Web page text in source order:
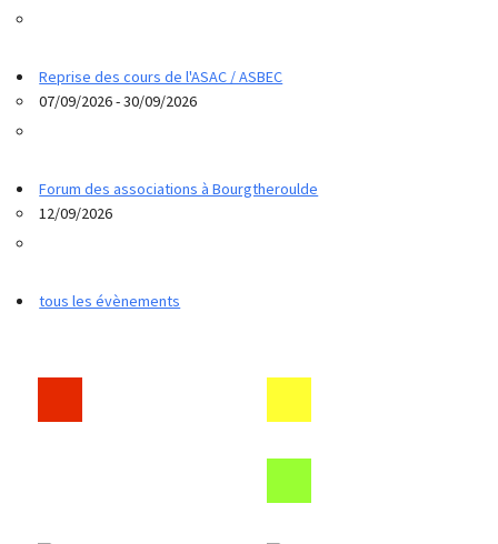
Reprise des cours de l'ASAC / ASBEC
07/09/2026 - 30/09/2026
Forum des associations à Bourgtheroulde
12/09/2026
tous les évènements